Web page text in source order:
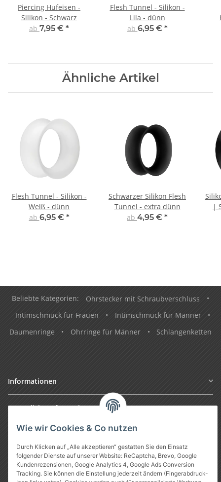
Wie wir Cookies & Co nutzen
Durch Klicken auf „Alle akzeptieren“ gestatten Sie den Einsatz
folgender Dienste auf unserer Website: ReCaptcha, Brevo, Google
Kundenrezensionen, Google Analytics 4, Google Ads Conversion
Tracking. Sie können die Einstellung jederzeit ändern (Fingerabdruck-
Piercing Hufeisen -
Silikon - Schwarz
ab 7,95 € *
Flesh Tunnel - Silikon -
Lila - dünn
ab 6,95 € *
Ähnliche Artikel
Flesh Tunnel - Silikon -
Weiß - dünn
ab 6,95 € *
Schwarzer Silikon Flesh
Tunnel - extra dünn
ab 4,95 € *
|
Beliebte Kategorien: Ohrstecker mit Schraubverschluss
•
Intimschmuck für Frauen
• Intimschmuck für Männer
•
Daumenringe
• Ohrringe für Männer • Schlangenketten
Informationen
Gesetzliche Informationen